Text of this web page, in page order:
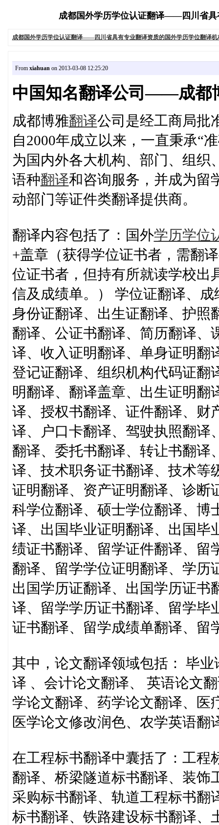
成都国外学历学位认证翻译——四川省具
成都国外学历学位认证翻译——四川省具有专业翻译资质的国外学历学位翻译机
From xiahuanon 2013-03-08 12:25:20
中国知名翻译公司——成都
成都博雅翻译公司是经工商局批
自2000年成立以来，一直秉承“
为国内外各大机构、部门、组织
语种翻译和咨询服务，并成为留
动部门等证件类翻译提供商。
翻译内容包括了：国外学历学位
+盖章（获得学位证书者，需翻
位证书者，但持有所就读学校出
信及成绩单。） 学位证翻译、
身份证翻译、出生证翻译、护照
翻译、公证书翻译、简历翻译、
译、收入证明翻译、单身证明翻
登记证翻译、组织机构代码证翻
明翻译、翻译盖章、出生证明翻
译、授权书翻译、证件翻译、财
译、户口卡翻译、驾驶执照翻译
翻译、委托书翻译、转让书翻译
译、技术职务证书翻译、技术等
证明翻译、资产证明翻译、诊断
科学位翻译、硕士学位翻译、博
译、出国毕业证明翻译、出国毕
绩证书翻译、留学证件翻译、留
翻译、留学学位证明翻译、学历
出国学历证翻译、出国学历证书
译、留学学历证书翻译、留学毕
证书翻译、留学成绩单翻译、留
其中，论文翻译领域包括： 毕
译 、会计论文翻译、 英语论文
学论文翻译、药学论文翻译、医
医学论文修改润色、农学英语翻
在工程标书翻译中囊括了：工程
翻译、桥梁隧道标书翻译、装饰
采购标书翻译、轨道工程标书翻
标书翻译、铁路建设标书翻译、